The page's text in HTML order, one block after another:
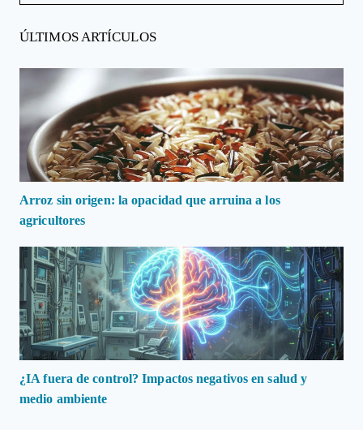
ÚLTIMOS ARTÍCULOS
Arroz sin origen: la opacidad que arruina a los
agricultores
¿IA fuera de control? Impactos negativos en salud y
medio ambiente